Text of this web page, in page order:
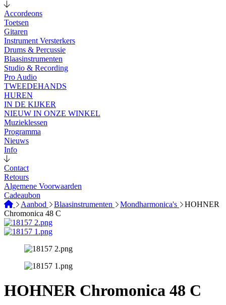
Accordeons
Toetsen
Gitaren
Instrument Versterkers
Drums & Percussie
Blaasinstrumenten
Studio & Recording
Pro Audio
TWEEDEHANDS
HUREN
IN DE KIJKER
NIEUW IN ONZE WINKEL
Muzieklessen
Programma
Nieuws
Info
Contact
Retours
Algemene Voorwaarden
Cadeaubon
Aanbod
Blaasinstrumenten Mondharmonica's
HOHNER
Chromonica 48 C
HOHNER Chromonica 48 C